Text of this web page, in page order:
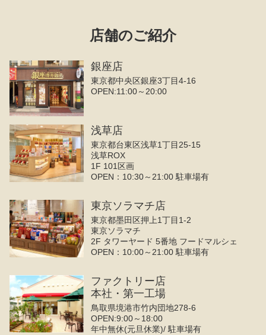
店舗のご紹介
銀座店
東京都中央区銀座3丁目4‐16
OPEN:11:00～20:00
浅草店
東京都台東区浅草1丁目25-15
浅草ROX
1F 101区画
OPEN：10:30～21:00 駐車場有
東京ソラマチ店
東京都墨田区押上1丁目1-2
東京ソラマチ
2F タワーヤード 5番地 フードマルシェ
OPEN：10:00～21:00 駐車場有
ファクトリー店
本社・第一工場
鳥取県境港市竹内団地278-6
OPEN:9:00～18:00
年中無休(元旦休業)/ 駐車場有